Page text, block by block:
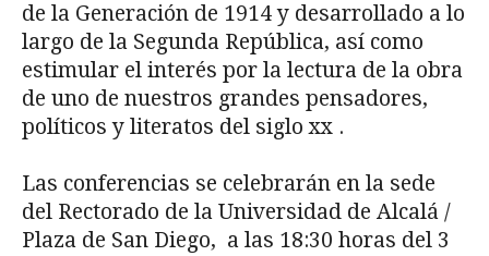
de la Generación de 1914 y desarrollado a lo
largo de la Segunda República, así como
estimular el interés por la lectura de la obra
de uno de nuestros grandes pensadores,
políticos y literatos del siglo xx .
Las conferencias se celebrarán en la sede
del Rectorado de la Universidad de Alcalá /
Plaza de San Diego, a las 18:30 horas del 3